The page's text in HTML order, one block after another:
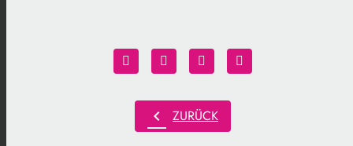
chevron_left ZURÜCK